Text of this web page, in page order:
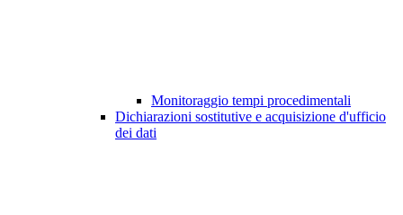
Monitoraggio tempi procedimentali
Dichiarazioni sostitutive e acquisizione d'ufficio
dei dati